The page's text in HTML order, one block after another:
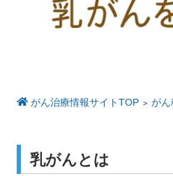
がん治療情報サイトTOP> がん
乳がんとは